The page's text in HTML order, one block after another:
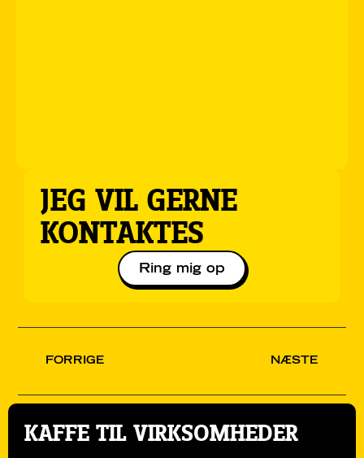
JEG VIL GERNE
KONTAKTES
Ring mig op
FORRIGE NÆSTE
KAFFE TIL VIRKSOMHEDER